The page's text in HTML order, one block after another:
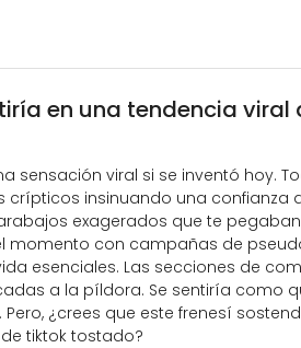
en una tendencia viral
sensación viral si se inventó hoy.
insinuando una confianza
exagerados que te
momento con campañas de
esenciales. Las secciones de
a la píldora. Se sentiría como
¿crees que este frenesí
tiktok tostado?